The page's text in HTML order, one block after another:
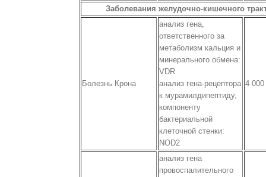
Заболевания желудочно-кишечного
Болезнь Крона
анализ гена,
ответственного за
метаболизм кальция и
минерального обмена:
VDR
анализ гена-рецептора
к мурамилдипептиду,
компоненту
бактериальной
клеточной стенки:
NOD2
4 000
анализ гена
провоспалительного